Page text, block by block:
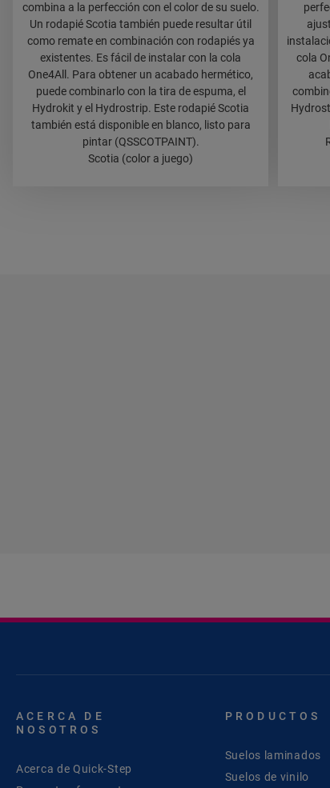
combina a la perfección con el color de su suelo.
Un rodapié Scotia también puede resultar útil
como remate en combinación con rodapiés ya
existentes. Es fácil de instalar con la cola
One4All. Para obtener un acabado hermético,
puede combinarlo con la tira de espuma, el
Hydrokit y el Hydrostrip. Este rodapié Scotia
también está disponible en blanco, listo para
pintar (QSSCOTPAINT).
Scotia (color a juego)
cola
ACERCA DE
NOSOTROS
Acerca de Quick-Step
PRODUCTOS
Suelos laminados
Suelos de vinilo